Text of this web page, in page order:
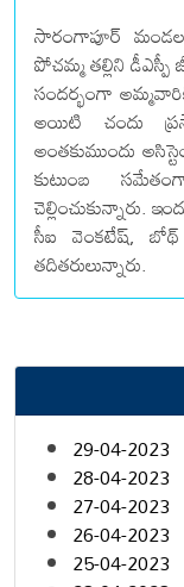
సారంగాపూర్
పోచమ్మ తల్లిని డీఎస్పీ
సందర్భంగా
అయిటి చందు
అంతకుముందు
కుటుంబ
చెల్లించుకున్నారు.
సీఐ వెంకటేష్, బోథ్
తదితరులున్నారు.
29-04-2023
28-04-2023
27-04-2023
26-04-2023
25-04-2023